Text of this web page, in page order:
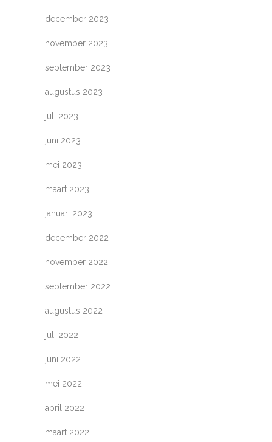
december 2023
november 2023
september 2023
augustus 2023
juli 2023
juni 2023
mei 2023
maart 2023
januari 2023
december 2022
november 2022
september 2022
augustus 2022
juli 2022
juni 2022
mei 2022
april 2022
maart 2022